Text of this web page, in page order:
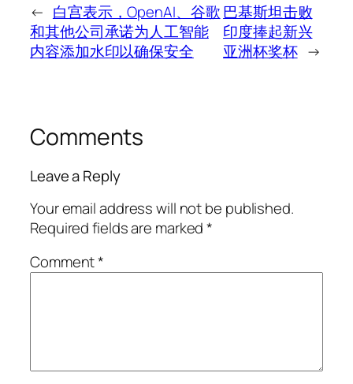
← 白宫表示，OpenAI、谷歌
和其他公司承诺为人工智能
内容添加水印以确保安全
巴基斯坦击败
印度捧起新兴
亚洲杯奖杯 →
Comments
Leave a Reply
Your email address will not be published.
Required fields are marked*
Comment*